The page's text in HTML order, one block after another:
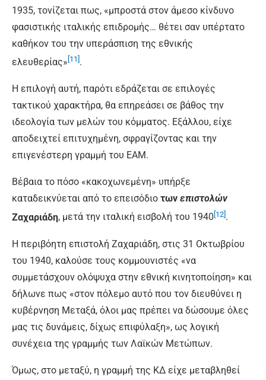
1935, τονίζεται πως, «μπροστά στον άμεσο κίνδυνο
φασιστικής ιταλικής επιδρομής… θέτει σαν υπέρτατο
καθήκον του την υπεράσπιση της εθνικής
ελευθερίας» [11] .
Η επιλογή αυτή, παρότι εδράζεται σε επιλογές
τακτικού χαρακτήρα, θα επηρεάσει σε βάθος την
ιδεολογία των μελών του κόμματος. Εξάλλου, είχε
αποδειχτεί επιτυχημένη, σφραγίζοντας και την
επιγενέστερη γραμμή του ΕΑΜ.
Βέβαια το πόσο «κακοχωνεμένη» υπήρξε
καταδεικνύεται από το επεισόδιο των επιστολών
Ζαχαριάδη, μετά την ιταλική εισβολή του 1940 [12].
Η περιβόητη επιστολή Ζαχαριάδη, στις 31 Οκτωβρίου
του 1940, καλούσε τους κομμουνιστές «να
συμμετάσχουν ολόψυχα στην εθνική κινητοποίηση» και
δήλωνε πως «στον πόλεμο αυτό που τον διευθύνει η
κυβέρνηση Μεταξά, όλοι μας πρέπει να δώσουμε όλες
μας τις δυνάμεις, δίχως επιφύλαξη», ως λογική
συνέχεια της γραμμής των Λαϊκών Μετώπων.
Όμως, στο μεταξύ, η γραμμή της ΚΔ είχε μεταβληθεί